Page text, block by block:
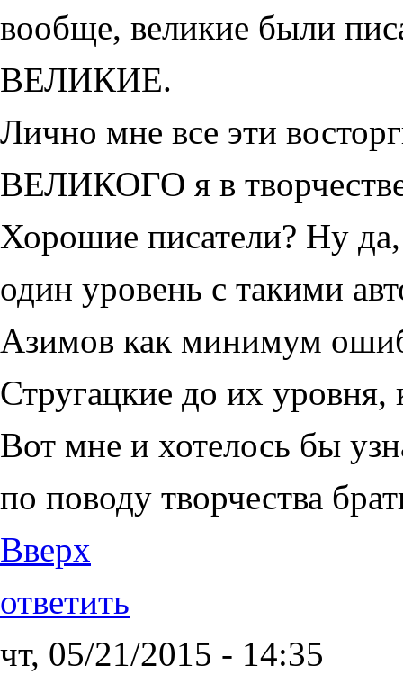
вообще, великие были
ВЕЛИКИЕ.
Лично мне все эти
ВЕЛИКОГО я в
Хорошие писатели? Ну
один уровень с такими
Азимов как минимум
Стругацкие до их уровня,
Вот мне и хотелось бы
по поводу творчества
Вверх
ответить
чт, 05/21/2015 - 14:35